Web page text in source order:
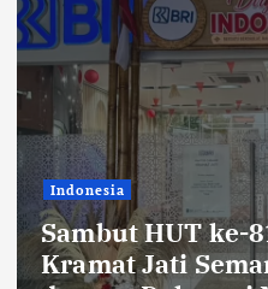
Indonesia
Semarak
Kemayoran